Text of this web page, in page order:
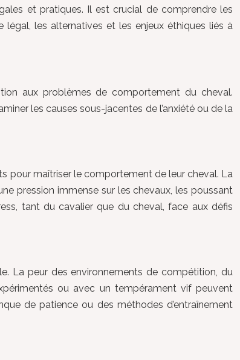
et pratiques. Il est crucial de comprendre les
les alternatives et les enjeux éthiques liés à
aux problèmes de comportement du cheval.
les causes sous-jacentes de l’anxiété ou de la
pour maîtriser le comportement de leur cheval. La
pression immense sur les chevaux, les poussant
tant du cavalier que du cheval, face aux défis
La peur des environnements de compétition, du
ou avec un tempérament vif peuvent
de patience ou des méthodes d’entraînement